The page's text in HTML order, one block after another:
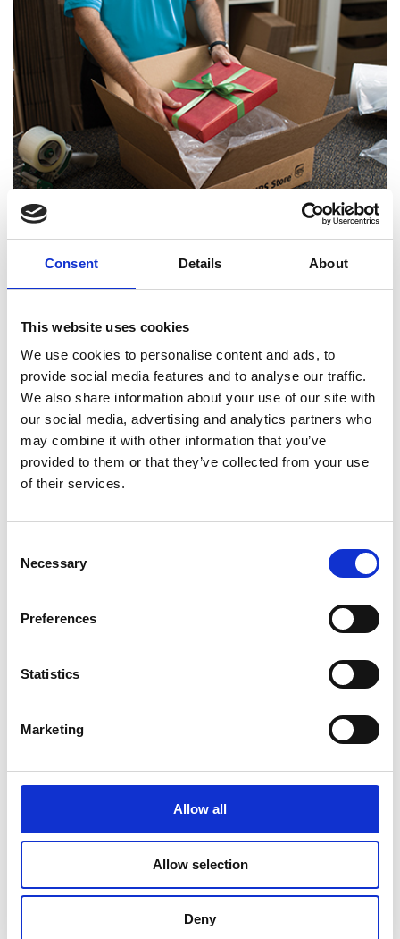
Consent Details About
This website uses cookies
We use cookies to personalise content and ads, to
provide social media features and to analyse our traffic.
We also share information about your use of our site with
our social media, advertising and analytics partners who
may combine it with other information that you’ve
provided to them or that they’ve collected from your use
of their services.
Selection
Necessary
Preferences
Statistics
Marketing
Allow all
Allow selection
Deny
Experts certifiés en emballage
Réception de courrier et de colis